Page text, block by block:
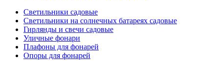
Светильники садовые
Светильники на солнечных батареях садовые
Гирлянды и свечи садовые
Уличные фонари
Плафоны для фонарей
Опоры для фонарей